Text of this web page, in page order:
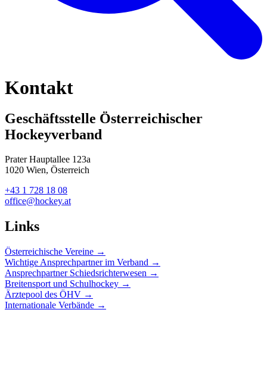
Kontakt
Geschäftsstelle Österreichischer
Hockeyverband
Prater Hauptallee 123a
1020 Wien, Österreich
+43 1 728 18 08
office@hockey.at
Links
Österreichische Vereine →
Wichtige Ansprechpartner im Verband →
Ansprechpartner Schiedsrichterwesen →
Breitensport und Schulhockey →
Ärztepool des ÖHV →
Internationale Verbände →